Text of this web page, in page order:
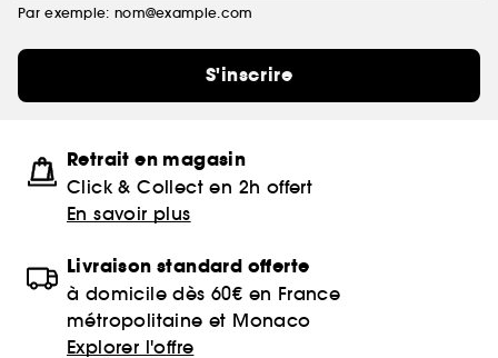
Par exemple: nom@example.com
S'inscrire
Retrait en magasin
Click & Collect en 2h offert
En savoir plus
Livraison standard offerte
à domicile dès 60€ en France
métropolitaine et Monaco
Explorer l'offre